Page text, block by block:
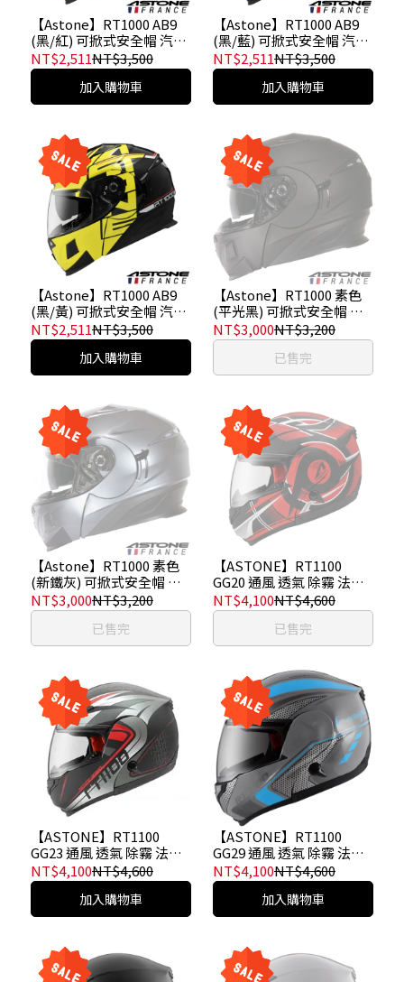
【Astone】RT1000 AB9
(黑/紅) 可掀式安全帽 汽水
帽 內墨鏡
NT$2,511NT$3,500
加入購物車
【Astone】RT1000 AB9
(黑/藍) 可掀式安全帽 汽水
帽 內墨鏡
NT$2,511NT$3,500
加入購物車
【Astone】RT1000 AB9
(黑/黃) 可掀式安全帽 汽水
帽 內墨鏡
NT$2,511NT$3,500
加入購物車
【Astone】RT1000 素色
(平光黑) 可掀式安全帽 汽
水帽 內墨鏡
NT$3,000NT$3,200
已售完
【Astone】RT1000 素色
(新鐵灰) 可掀式安全帽 汽
水帽 內墨鏡
NT$3,000NT$3,200
已售完
【ASTONE】RT1100
GG20 通風 透氣 除霧 法國
品牌 可掀式安全帽 可樂帽
汽水帽
NT$4,100NT$4,600
已售完
【ASTONE】RT1100
GG23 通風 透氣 除霧 法國
品牌 可掀式安全帽 可樂帽
汽水帽
NT$4,100NT$4,600
加入購物車
【ASTONE】RT1100
GG29 通風 透氣 除霧 法國
品牌 可掀式安全帽 可樂帽
汽水帽
NT$4,100NT$4,600
加入購物車